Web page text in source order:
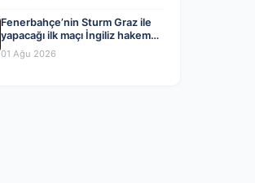
Fenerbahçe’nin Sturm Graz ile
yapacağı ilk maçı İngiliz hakem
Chris Kavanagh yönetecek
01 Ağu 2026